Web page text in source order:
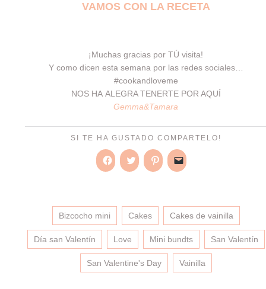
VAMOS CON LA RECETA
¡Muchas gracias por TÚ visita!
Y como dicen esta semana por las redes sociales…
#cookandloveme
NOS HA ALEGRA TENERTE POR AQUÍ
Gemma&Tamara
SI TE HA GUSTADO COMPARTELO!
Haz
Facebook
(Se
abre
en
una
ventana
nueva)
Haz
Twitter
(Se
abre
en
una
ventana
nueva)
Haz
Pinterest
abre
en
una
ventana
nueva)
Haz
enlace
por
correo
electrónico
a
un
amigo
(Se
abre
Bizcocho mini Cakes Cakes de vainilla
Día san Valentín Love Mini bundts San Valentín
San Valentine's Day Vainilla